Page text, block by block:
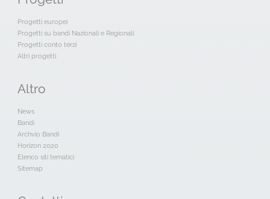
Progetti europei
Progetti su bandi Nazionali e Regionali
Progetti conto terzi
Altri progetti
Altro
News
Bandi
Archvio Bandi
Horizon 2020
Elenco siti tematici
Sitemap